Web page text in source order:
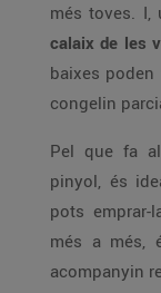
més toves. I,
calaix de les
baixes
congelin
Pel que fa
pinyol, és
pots
més a més,
acompanyin